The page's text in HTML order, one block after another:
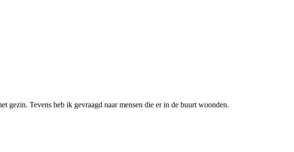
gezin. Tevens heb ik gevraagd naar mensen die er in de buurt woonden.